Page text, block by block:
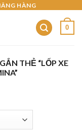
HÀNG
0
THẺ “LỐP XE